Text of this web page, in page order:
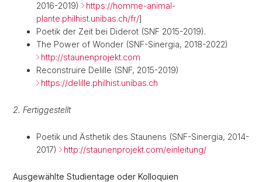
2016-2019)
https://homme-animal-
plante.philhist.unibas.ch/fr/]
Poetik der Zeit bei Diderot (SNF 2015-2019).
The Power of Wonder (SNF-Sinergia, 2018-2022)
http://staunenprojekt.com
Reconstruire Delille (SNF, 2015-2019)
https://delille.philhist.unibas.ch
2. Fertiggestellt
Poetik und Ästhetik des Staunens (SNF-Sinergia, 2014-
2017)
http://staunenprojekt.com/einleitung/
Ausgewählte Studientage oder Kolloquien